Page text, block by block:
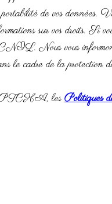
portabilité de vos
sur vos droits. Si
Nous vous
le cadre de la protection
les Politiques